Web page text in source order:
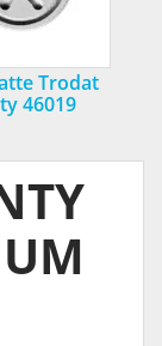
Trodat
46019